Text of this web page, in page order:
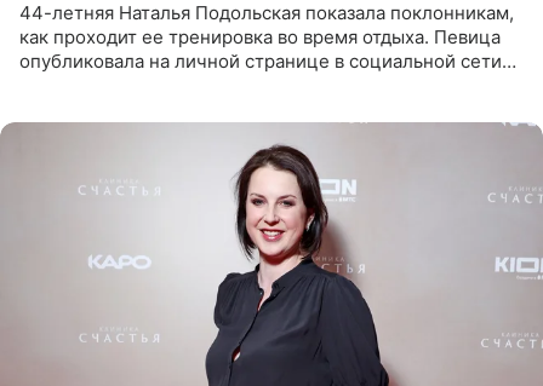
44-летняя Наталья Подольская показала поклонникам,
как проходит ее тренировка во время отдыха. Певица
опубликовала на личной странице в социальной сети